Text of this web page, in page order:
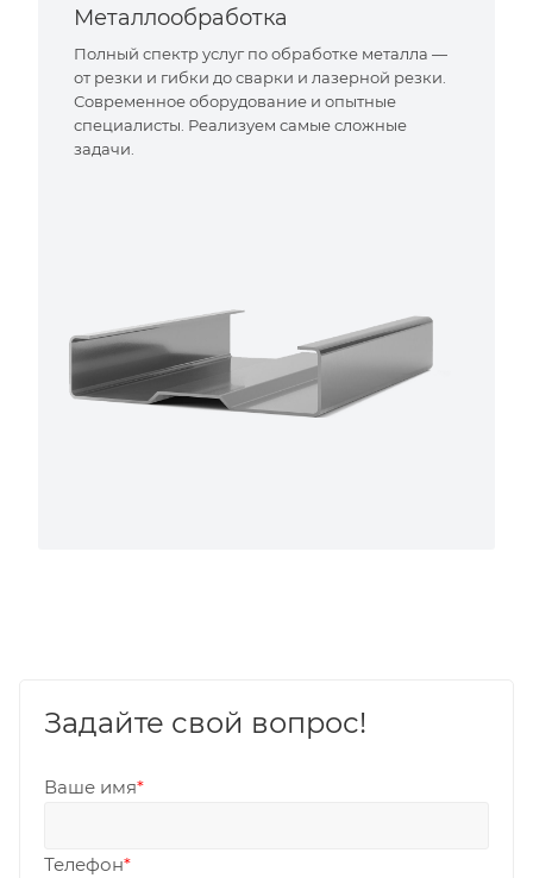
Металлообработка
Полный спектр услуг по обработке металла —
от резки и гибки до сварки и лазерной резки.
Современное оборудование и опытные
специалисты. Реализуем самые сложные
задачи.
Задайте свой вопрос!
Ваше имя*
Телефон*